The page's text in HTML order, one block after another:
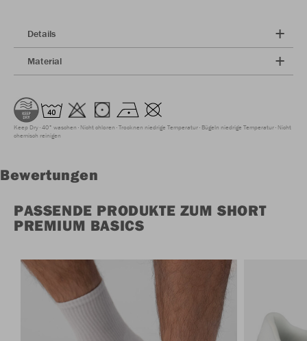
Details
Material
Keep Dry 40° waschen Nicht chloren Trocknen niedrige Temperatur Bügeln niedrige Temperatur Nicht
chemisch reinigen
Bewertungen
PASSENDE PRODUKTE ZUM SHORT
PREMIUM BASICS